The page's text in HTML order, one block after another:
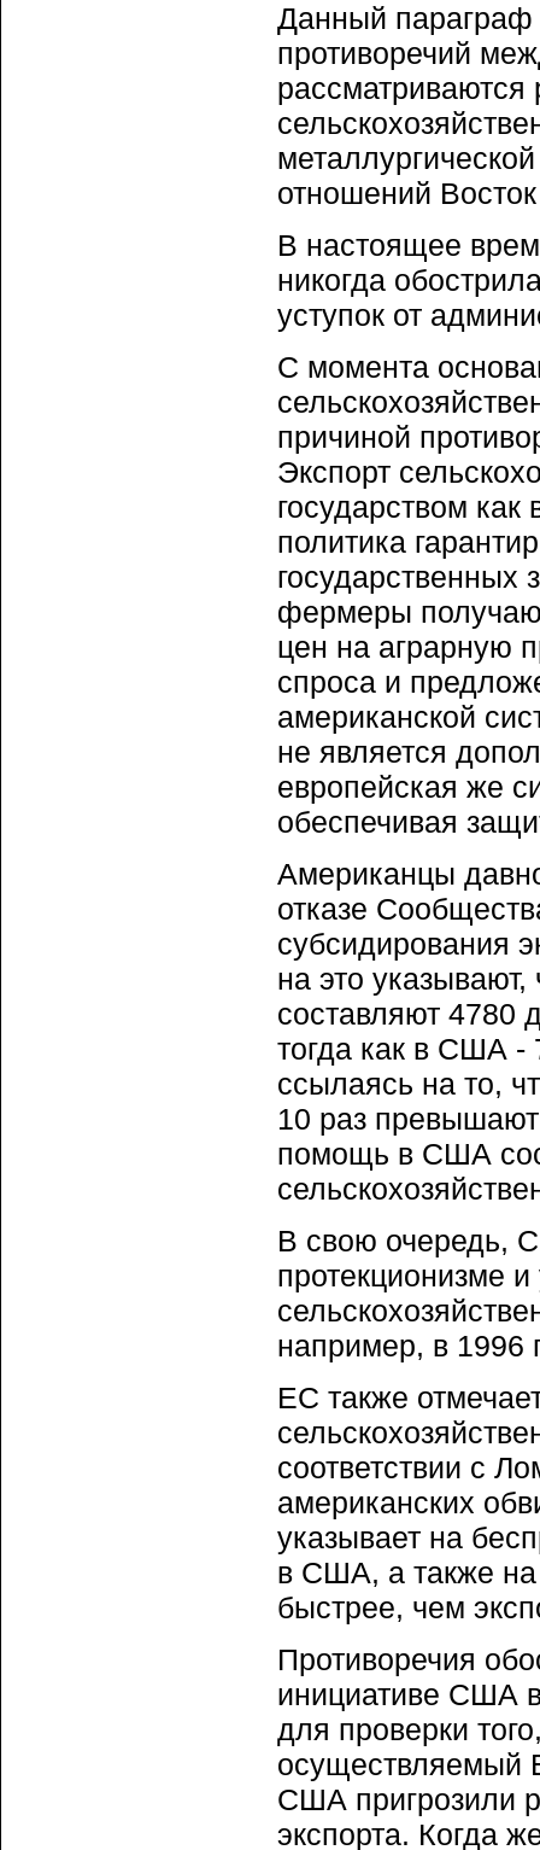
Данный параграф
противоречий
рассматриваются
отношений
В настоящее
никогда
уступок от
С момента
причиной
Экспорт
государством
политика
государственных
фермеры
цен на аграрную
спроса и
американской
не является
европейская же
обеспечивая
Американцы
отказе
субсидирования
на это
составляют 4780
тогда как в США -
ссылаясь на то,
10 раз
помощь в США
В свою очередь,
протекционизме
например, в 1996
ЕС также
соответствии с
американских
указывает на
в США, а также на
быстрее, чем
Противоречия
инициативе США
для проверки
осуществляемый
США пригрозили
экспорта. Когда